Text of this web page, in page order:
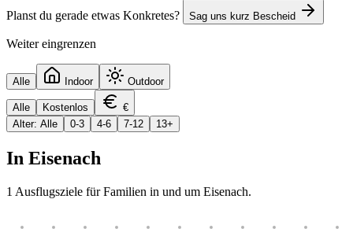
Planst du gerade etwas Konkretes?
Sag uns kurz Bescheid
Weiter eingrenzen
Alle Indoor Outdoor
Alle Kostenlos
€
Alter: Alle
0-3 4-6 7-12 13+
In Eisenach
1 Ausflugsziele für Familien in und um Eisenach.